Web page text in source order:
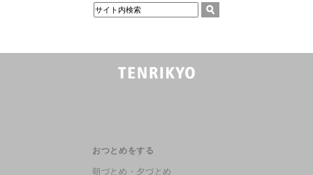
おつとめをする
朝づとめ・夕づとめ